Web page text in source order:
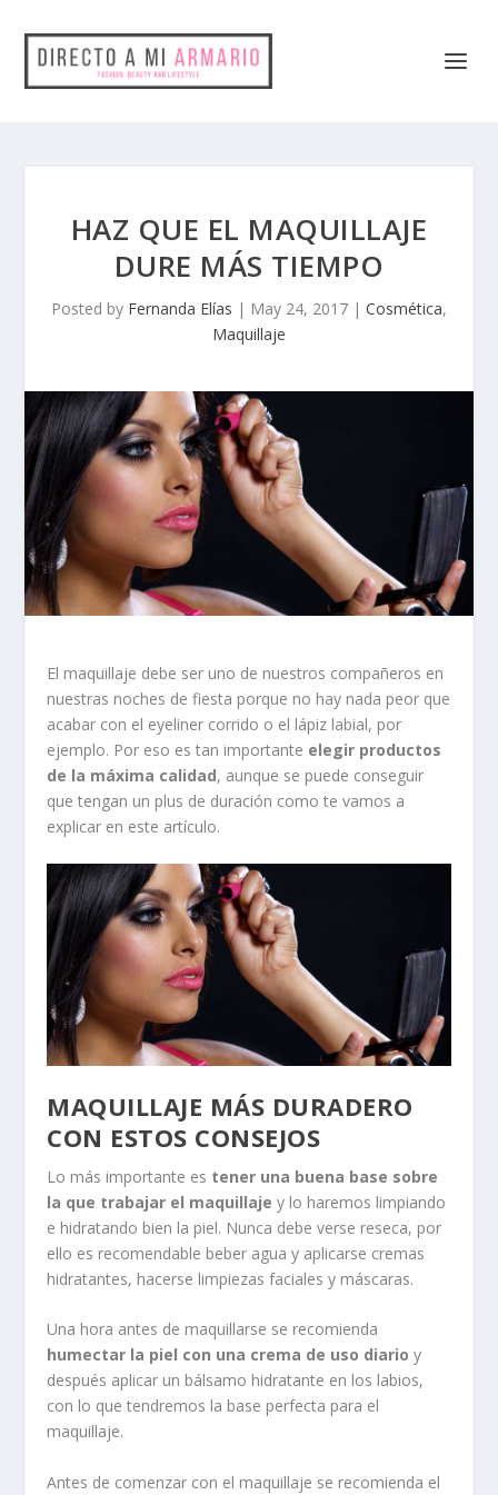
HAZ QUE EL MAQUILLAJE
DURE MÁS TIEMPO
Posted by Fernanda Elías | May 24, 2017 | Cosmética,
Maquillaje
El maquillaje debe ser uno de nuestros compañeros en
nuestras noches de fiesta porque no hay nada peor que
acabar con el eyeliner corrido o el lápiz labial, por
ejemplo. Por eso es tan importante elegir productos
de la máxima calidad, aunque se puede conseguir
que tengan un plus de duración como te vamos a
explicar en este artículo.
MAQUILLAJE MÁS DURADERO
CON ESTOS CONSEJOS
Lo más importante es tener una buena base sobre
la que trabajar el maquillaje y lo haremos limpiando
e hidratando bien la piel. Nunca debe verse reseca, por
ello es recomendable beber agua y aplicarse cremas
hidratantes, hacerse limpiezas faciales y máscaras.
Una hora antes de maquillarse se recomienda
humectar la piel con una crema de uso diario y
después aplicar un bálsamo hidratante en los labios,
con lo que tendremos la base perfecta para el
maquillaje.
Antes de comenzar con el maquillaje se recomienda el